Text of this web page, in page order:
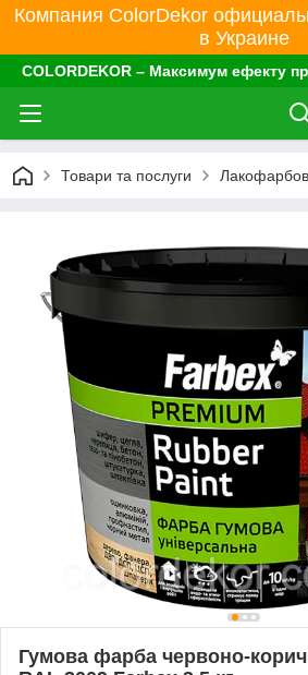
Компания ColorDekor
в Украине
COLORDEKOR – Максимум ефекту
Товари та послуги
Гумова фарба червоно-